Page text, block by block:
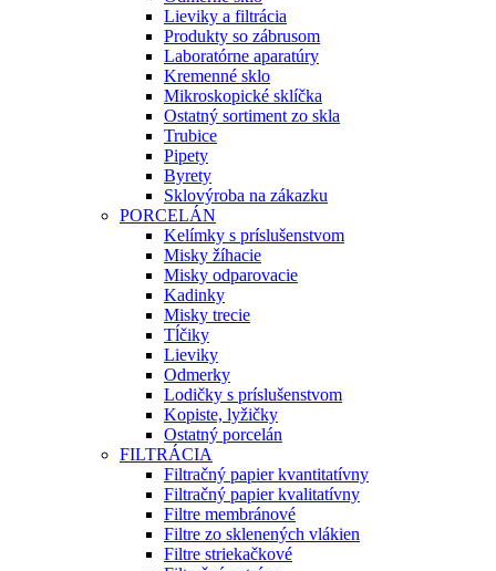
Lieviky a filtrácia
Produkty so zábrusom
Laboratórne aparatúry
Kremenné sklo
Mikroskopické sklíčka
Ostatný sortiment zo skla
Trubice
Pipety
Byrety
Sklovýroba na zákazku
PORCELÁN
Kelímky s príslušenstvom
Misky žíhacie
Misky odparovacie
Kadinky
Misky trecie
Tĺčiky
Lieviky
Odmerky
Lodičky s príslušenstvom
Kopiste, lyžičky
Ostatný porcelán
FILTRÁCIA
Filtračný papier kvantitatívny
Filtračný papier kvalitatívny
Filtre membránové
Filtre zo sklenených vlákien
Filtre striekačkové